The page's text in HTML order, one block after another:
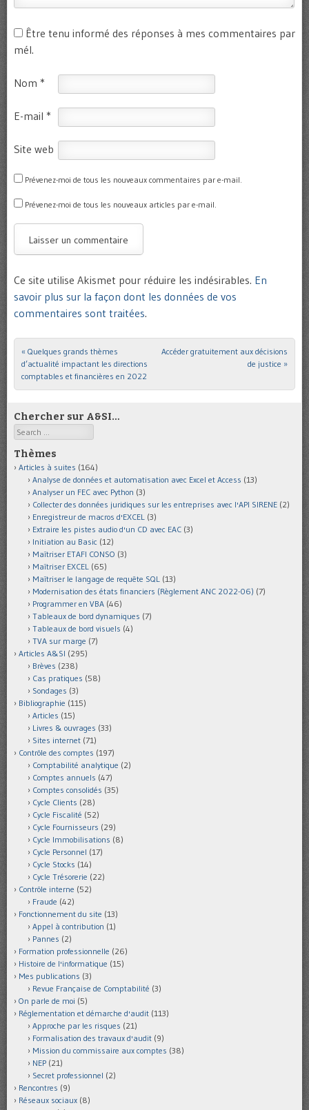
Être tenu informé des réponses à mes commentaires par
mél.
Nom *
E-mail *
Site web
Prévenez-moi de tous les nouveaux commentaires par e-mail.
Prévenez-moi de tous les nouveaux articles par e-mail.
Ce site utilise Akismet pour réduire les indésirables. En
savoir plus sur la façon dont les données de vos
commentaires sont traitées.
Post navigation
« Quelques grands thèmes
d’actualité impactant les directions
comptables et financières en 2022
Accéder gratuitement aux décisions
de justice »
Chercher sur A&SI…
Search
Thèmes
Articles à suites (164)
Analyse de données et automatisation avec Excel et Access (13)
Analyser un FEC avec Python (3)
Collecter des données juridiques sur les entreprises avec l'API SIRENE (2)
Enregistreur de macros d'EXCEL (3)
Extraire les pistes audio d'un CD avec EAC (3)
Initiation au Basic (12)
Maîtriser ETAFI CONSO (3)
Maîtriser EXCEL (65)
Maîtriser le langage de requête SQL (13)
Modernisation des états financiers (Règlement ANC 2022-06) (7)
Programmer en VBA (46)
Tableaux de bord dynamiques (7)
Tableaux de bord visuels (4)
TVA sur marge (7)
Articles A&SI (295)
Brèves (238)
Cas pratiques (58)
Sondages (3)
Bibliographie (115)
Articles (15)
Livres & ouvrages (33)
Sites internet (71)
Contrôle des comptes (197)
Comptabilité analytique (2)
Comptes annuels (47)
Comptes consolidés (35)
Cycle Clients (28)
Cycle Fiscalité (52)
Cycle Fournisseurs (29)
Cycle Immobilisations (8)
Cycle Personnel (17)
Cycle Stocks (14)
Cycle Trésorerie (22)
Contrôle interne (52)
Fraude (42)
Fonctionnement du site (13)
Appel à contribution (1)
Pannes (2)
Formation professionnelle (26)
Histoire de l'informatique (15)
Mes publications (3)
Revue Française de Comptabilité (3)
On parle de moi (5)
Réglementation et démarche d'audit (113)
Approche par les risques (21)
Formalisation des travaux d'audit (9)
Mission du commissaire aux comptes (38)
NEP (21)
Secret professionnel (2)
Rencontres (9)
Réseaux sociaux (8)